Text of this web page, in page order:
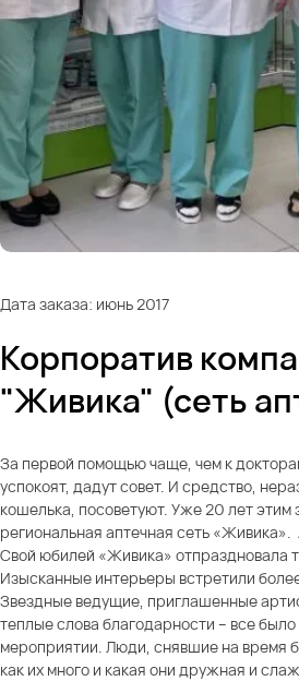
Дата заказа: июнь 2017
Корпоратив
"Живика" (сеть
За первой помощью чаще, чем к
успокоят, дадут совет. И средство,
кошелька, посоветуют. Уже 20 лет
региональная аптечная сеть «Живика».
Свой юбилей «Живика» отпраздновала
Изысканные интерьеры встретили
Звездные ведущие, приглашенные
теплые слова благодарности – все
мероприятии. Люди, снявшие на время
как их много и какая они дружная и